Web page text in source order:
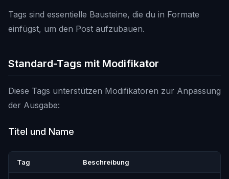
Tags sind essentielle Bausteine, die du in Formate
einfügst, um den Post aufzubauen.
Standard-Tags mit Modifikator
Diese Tags unterstützen Modifikatoren zur Anpassung
der Ausgabe:
Titel und Name
Tag Beschreibung